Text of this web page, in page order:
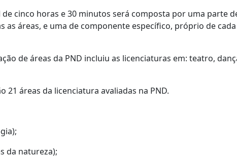
cinco horas e 30 minutos será composta por uma parte
as áreas, e uma de componente específico, próprio de
de áreas da PND incluiu as licenciaturas em: teatro,
21 áreas da licenciatura avaliadas na PND.
da natureza);